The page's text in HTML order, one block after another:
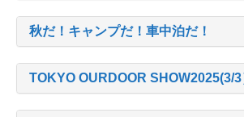
秋だ！キャンプだ！車中泊だ！
TOKYO OURDOOR SHOW2025(3/3